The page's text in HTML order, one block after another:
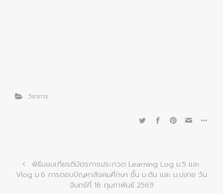
วิชาการ
พิธีมอบเกียรติบัตรการประกวด Learning Log ม.5 และ
Vlog ม.6 การตอบปัญหาสังคมศึกษา ชั้น ม.ต้น และ ม.ปลาย วัน
จันทร์ที่ 16 กุมภาพันธ์ 2569